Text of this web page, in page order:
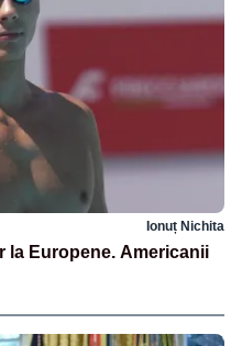
Ionuț Nichita
la Europene. Americanii